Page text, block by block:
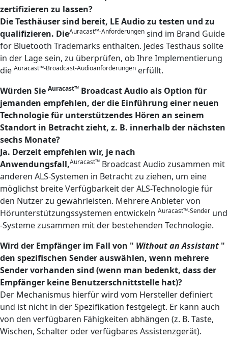
zertifizieren zu lassen?
Die Testhäuser sind bereit, LE Audio zu testen und zu
qualifizieren. DieAuracast™-Anforderungen sind im Brand Guide
for Bluetooth Trademarks enthalten. Jedes Testhaus sollte
in der Lage sein, zu überprüfen, ob Ihre Implementierung
die Auracast™-Broadcast-Audioanforderungen erfüllt.
Würden Sie Auracast™ Broadcast Audio als Option für
jemanden empfehlen, der die Einführung einer neuen
Technologie für unterstützendes Hören an seinem
Standort in Betracht zieht, z. B. innerhalb der nächsten
sechs Monate?
Ja. Derzeit empfehlen wir, je nach
Anwendungsfall,Auracast™ Broadcast Audio zusammen mit
anderen ALS-Systemen in Betracht zu ziehen, um eine
möglichst breite Verfügbarkeit der ALS-Technologie für
den Nutzer zu gewährleisten. Mehrere Anbieter von
Hörunterstützungssystemen entwickeln Auracast™-Sender und
-Systeme zusammen mit der bestehenden Technologie.
Wird der Empfänger im Fall von " Without an Assistant "
den spezifischen Sender auswählen, wenn mehrere
Sender vorhanden sind (wenn man bedenkt, dass der
Empfänger keine Benutzerschnittstelle hat)?
Der Mechanismus hierfür wird vom Hersteller definiert
und ist nicht in der Spezifikation festgelegt. Er kann auch
von den verfügbaren Fähigkeiten abhängen (z. B. Taste,
Wischen, Schalter oder verfügbares Assistenzgerät).